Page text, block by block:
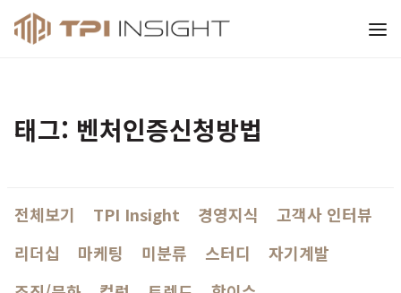
티피아이 인사이트
태그: 벤처인증신청방법
전체보기 TPI Insight 경영지식
고객사 인터뷰
리더십
마케팅 미분류 스터디
자기계발